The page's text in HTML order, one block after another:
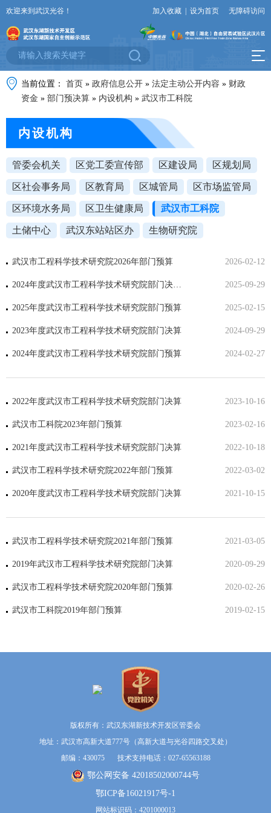
欢迎来到武汉光谷！ 加入收藏 设为首页 无障碍访问
当前位置： 首页 » 政府信息公开 » 法定主动公开内容 » 财政
资金 » 部门预决算 » 内设机构 » 武汉市工科院
内设机构
管委会机关 区党工委宣传部 区建设局 区规划局
区社会事务局 区教育局 区城管局 区市场监管局
区环境水务局 区卫生健康局 武汉市工科院
土储中心 武汉东站站区办 生物研究院
武汉市工程科学技术研究院2026年部门预算 2026-02-12
2024年度武汉市工程科学技术研究院部门决算公开 2025-09-29
2025年度武汉市工程科学技术研究院部门预算 2025-02-15
2023年度武汉市工程科学技术研究院部门决算 2024-09-29
2024年度武汉市工程科学技术研究院部门预算 2024-02-27
2022年度武汉市工程科学技术研究院部门决算 2023-10-16
武汉市工科院2023年部门预算 2023-02-16
2021年度武汉市工程科学技术研究院部门决算 2022-10-18
武汉市工程科学技术研究院2022年部门预算 2022-03-02
2020年度武汉市工程科学技术研究院部门决算 2021-10-15
武汉市工程科学技术研究院2021年部门预算 2021-03-05
2019年武汉市工程科学技术研究院部门决算 2020-09-29
武汉市工程科学技术研究院2020年部门预算 2020-02-26
武汉市工科院2019年部门预算 2019-02-15
版权所有：武汉东湖新技术开发区管委会
地址：武汉市高新大道777号（高新大道与光谷四路交叉处）
邮编：430075 技术支持电话：027-65563188
鄂公网安备 42018502000744号
鄂ICP备16021917号-1
网站标识码：4201000013